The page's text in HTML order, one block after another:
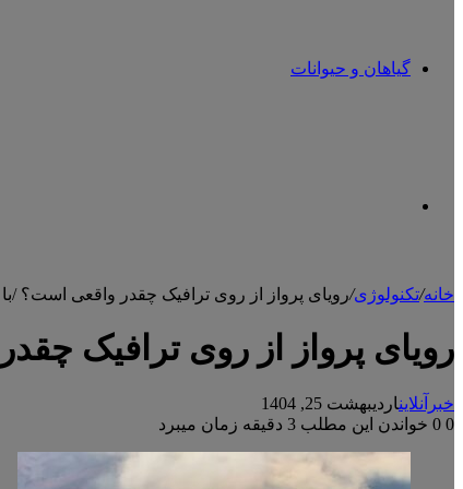
گیاهان و حیوانات
خانه/تکنولوژی/رویای پرواز از روی ترافیک چقدر واقعی است؟ /
رویای پرواز از روی ترافیک
خبرآنلایناردیبهشت 25, 1404
0
خواندن این مطلب 3 دقیقه زمان میبرد